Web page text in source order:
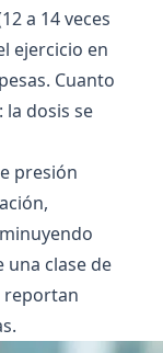
a 14 veces
ejercicio en
Cuanto
la dosis se
presión
una clase de
reportan